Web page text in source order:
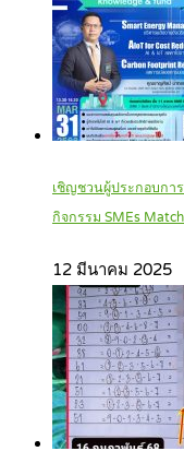
เชิญชวนผู้ประกอบการ
กิจกรรม SMEs
12 มีนาคม 2025